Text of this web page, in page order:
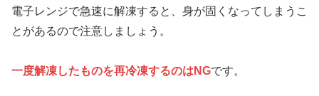
電子レンジで急速に解凍すると、身が固くなってしまうこ
とがあるので注意しましょう。
一度解凍したものを再冷凍するのはNGです。